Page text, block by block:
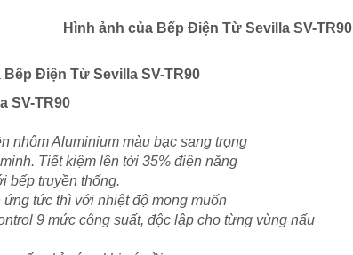
Hình ảnh của Bếp Điện Từ Sevilla SV-TR90
Bếp Điện Từ Sevilla SV-TR90
SV-TR90
nhôm Aluminium màu bạc sang trọng
Tiết kiệm lên tới 35% điện năng
bếp truyền thống.
tức thì với nhiệt độ mong muốn
9 mức công suất, độc lập cho từng vùng nấu